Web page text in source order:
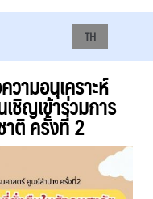
TH
ามอนุเคราะห์
ชิญเข้าร่วมการ
าติ ครั้งที่ 2